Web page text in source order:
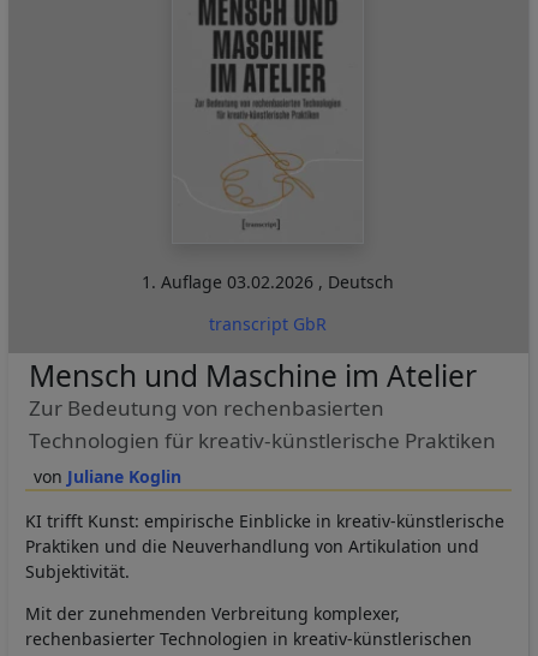
1. Auflage03.02.2026 , Deutsch
transcript GbR
Juliane Koglin
Mensch und Maschine im Atelier
Zur Bedeutung von rechenbasierten
Technologien für kreativ-künstlerische Praktiken
KI trifft Kunst: empirische Einblicke in kreativ-künstlerische
Praktiken und die Neuverhandlung von Artikulation und
Subjektivität.
Mit der zunehmenden Verbreitung komplexer,
rechenbasierter Technologien in kreativ-künstlerischen